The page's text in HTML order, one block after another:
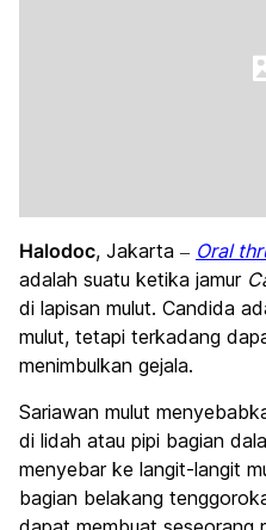
Halodoc, Jakarta – Oral
adalah suatu ketika jamur
di lapisan mulut. Candida
mulut, tetapi terkadang
menimbulkan gejala.
Sariawan mulut
di lidah atau pipi bagian
menyebar ke langit-langit
bagian belakang